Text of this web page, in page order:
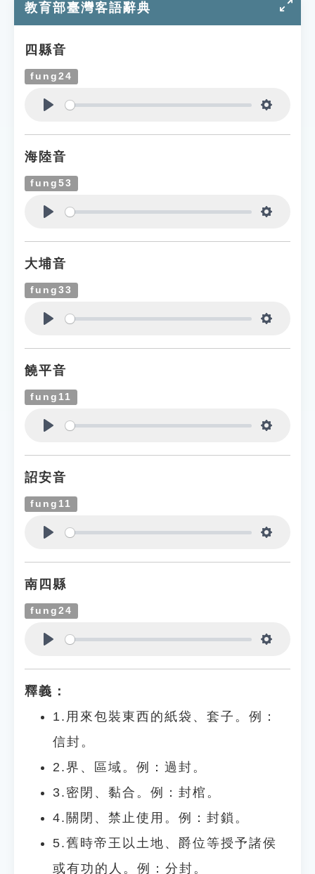
教育部臺灣客語辭典
四縣音
fung24
海陸音
fung53
大埔音
fung33
饒平音
fung11
詔安音
fung11
南四縣
fung24
釋義：
1.用來包裝東西的紙袋、套子。例：
信封。
2.界、區域。例：過封。
3.密閉、黏合。例：封棺。
4.關閉、禁止使用。例：封鎖。
5.舊時帝王以土地、爵位等授予諸侯
或有功的人。例：分封。